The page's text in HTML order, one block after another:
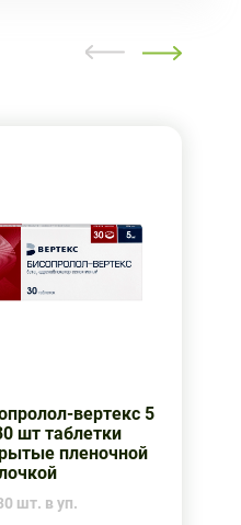
вертекс 5
шт таблетки
пленочной
шт. в уп.